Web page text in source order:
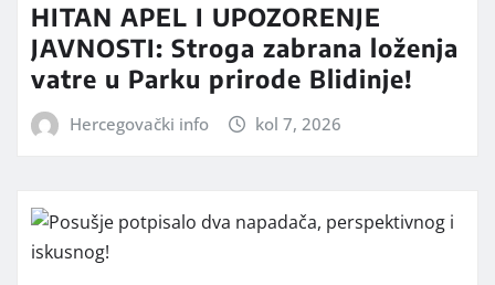
HITAN APEL I UPOZORENJE
JAVNOSTI: Stroga zabrana loženja
vatre u Parku prirode Blidinje!
Hercegovački info kol 7, 2026